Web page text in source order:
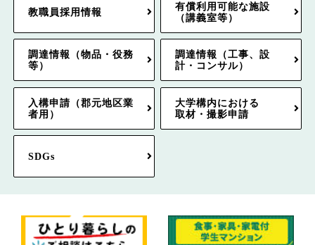
教職員採用情報
有償利用可能な施設
（講義室等）
調達情報（物品・役務
等）
調達情報（工事、設
計・コンサル）
入構申請（郡元地区業
者用）
大学構内における
取材・撮影申請
SDGs